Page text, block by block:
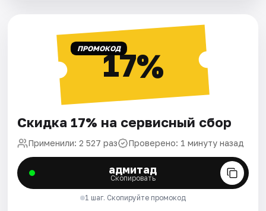
ПРОМОКОД17%
Скидка 17% на сервисный сбор
Применили: 2 527 раз Проверено: 1 минуту назад
адмитад
Скопировать
1 шаг. Скопируйте промокод